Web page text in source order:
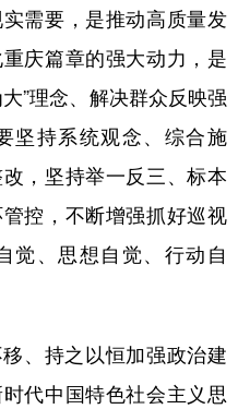
需要，是推动高质量发
庆篇章的强大动力，是
”理念、解决群众反映强
坚持系统观念、综合施
，坚持举一反三、标本
控，不断增强抓好巡视
觉、思想自觉、行动自
、持之以恒加强政治建
代中国特色社会主义思